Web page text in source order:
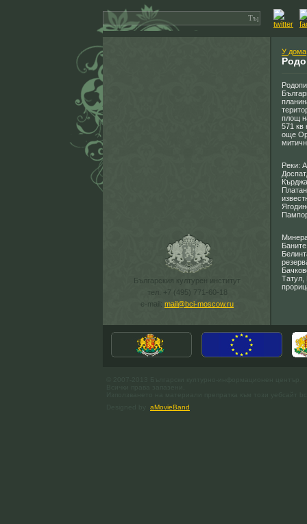
Българския културен институт
тел. +7 (495) 771-60-18
e-mail: mail@bci-moscow.ru
У дома
площ
571 кв
още
Реки:
Татул,
aMovieBand